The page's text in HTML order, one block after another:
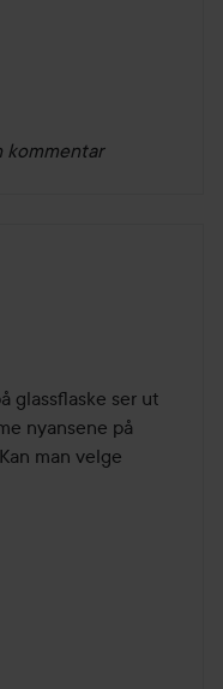
kommentar
3 måneder
glassflaske ser ut
nyansene på
man velge